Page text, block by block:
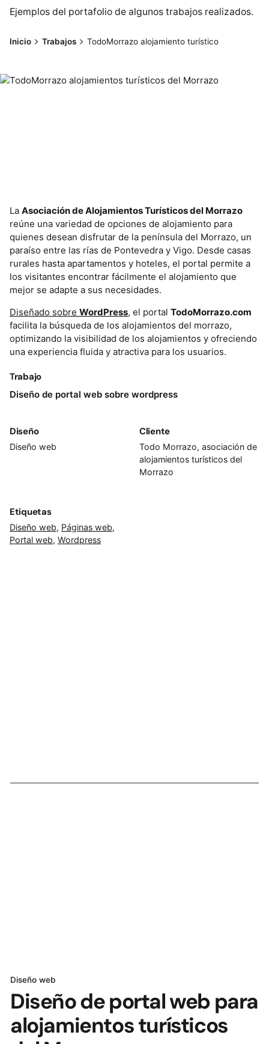
Ejemplos del portafolio de algunos trabajos realizados.
Inicio Trabajos TodoMorrazo alojamiento turístico
La Asociación de Alojamientos Turísticos del Morrazo
reúne una variedad de opciones de alojamiento para
quienes desean disfrutar de la península del Morrazo, un
paraíso entre las rías de Pontevedra y Vigo. Desde casas
rurales hasta apartamentos y hoteles, el portal permite a
los visitantes encontrar fácilmente el alojamiento que
mejor se adapte a sus necesidades.
Diseñado sobre WordPress, el portal TodoMorrazo.com
facilita la búsqueda de los alojamientos del morrazo,
optimizando la visibilidad de los alojamientos y ofreciendo
una experiencia fluida y atractiva para los usuarios.
Trabajo
Diseño de portal web sobre wordpress
Diseño
Diseño web
Cliente
Todo Morrazo, asociación de
alojamientos turísticos del
Morrazo
Etiquetas
Diseño web, Páginas web,
Portal web, Wordpress
Diseño web
Diseño de portal web para
alojamientos turísticos